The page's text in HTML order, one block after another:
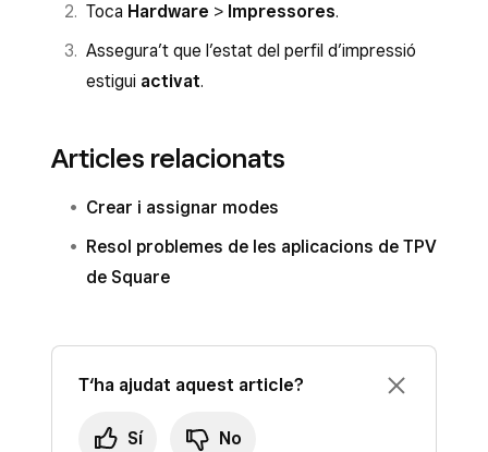
Toca Hardware > Impressores.
Assegura’t que l’estat del perfil d’impressió
estigui activat.
Articles relacionats
Crear i assignar modes
Resol problemes de les aplicacions de TPV
de Square
T‘ha ajudat aquest article?
Sí No